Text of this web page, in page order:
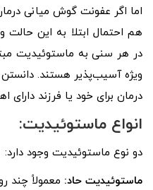
اما اگر عفونت گوش میانی
هم احتمال ابتلا به این حالت
ویژه آسیب‌پذیر هستند.
درمان برای خود یا فرزند
انواع ماستوئیدیت:
دو نوع ماستوئیدیت وجود دارد:
ماستوئیدیت حاد: معمولاً